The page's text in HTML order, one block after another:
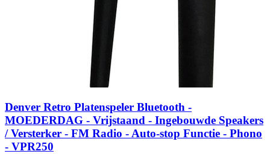
Denver Retro Platenspeler Bluetooth -
MOEDERDAG - Vrijstaand - Ingebouwde Speakers
/ Versterker - FM Radio - Auto-stop Functie - Phono
- VPR250